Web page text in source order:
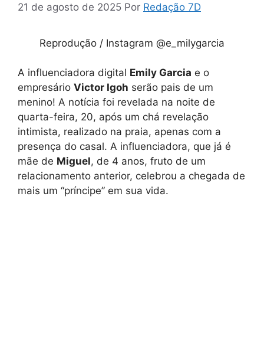
21 de agosto de 2025 Por Redação 7D
Reprodução / Instagram @e_milygarcia
A influenciadora digital Emily Garcia e o
empresário Victor Igoh serão pais de um
menino! A notícia foi revelada na noite de
quarta-feira, 20, após um chá revelação
intimista, realizado na praia, apenas com a
presença do casal. A influenciadora, que já é
mãe de Miguel, de 4 anos, fruto de um
relacionamento anterior, celebrou a chegada de
mais um “príncipe” em sua vida.